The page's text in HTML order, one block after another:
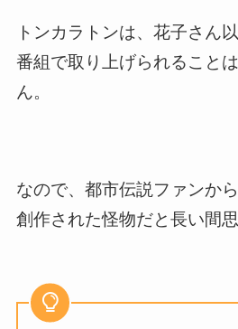
トンカラトンは、花子さん
番組で取り上げられること
ん。
なので、都市伝説ファンか
創作された怪物だと長い間